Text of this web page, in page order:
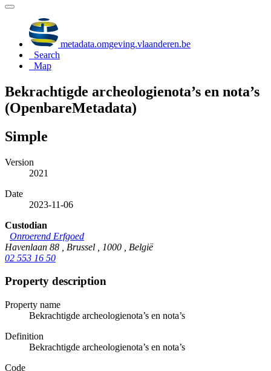
metadata.omgeving.vlaanderen.be
Search
Map
Bekrachtigde archeologienota’s en nota’s
(OpenbareMetadata)
Simple
Version
2021
Date
2023-11-06
Custodian
Onroerend Erfgoed
Havenlaan 88 , Brussel , 1000 , België
02 553 16 50
Property description
Property name
Bekrachtigde archeologienota’s en nota’s
Definition
Bekrachtigde archeologienota’s en nota’s
Code